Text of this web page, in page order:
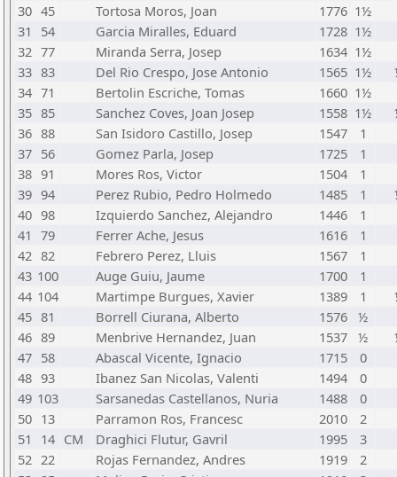
30 45 Tortosa Moros, Joan 1776 1½
31
54 Garcia Miralles, Eduard 1728 1½
32 77 Miranda Serra, Josep 1634 1½
33 83 Del Rio Crespo, Jose Antonio 1565 1½
34 71 Bertolin Escriche, Tomas 1660 1½
35 85 Sanchez Coves, Joan Josep 1558 1½
36 88 San Isidoro Castillo, Josep 1547 1
37 56 Gomez Parla, Josep 1725 1
38 91 Mores Ros, Victor 1504 1
39 94 Perez Rubio, Pedro Holmedo 1485 1
40 98 Izquierdo Sanchez, Alejandro 1446 1
41 79 Ferrer Ache, Jesus 1616 1
42 82 Febrero Perez, Lluis 1567 1
43 100 Auge Guiu, Jaume 1700 1
44 104 Martimpe Burgues, Xavier 1389 1
45 81 Borrell Ciurana, Alberto 1576 ½
46 89 Menbrive Hernandez, Juan 1537 ½
47 58 Abascal Vicente, Ignacio 1715 0
48 93 Ibanez San Nicolas, Valenti 1494 0
49 103 Sarsanedas Castellanos, Nuria 1488
0
50 13 Parramon Ros, Francesc 2010
2
51
14 CM Draghici Flutur, Gavril 1995
3
52 22 Rojas Fernandez, Andres 1919
2